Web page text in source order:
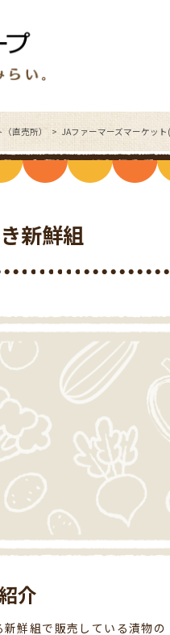
直売所） JAファーマーズマーケッ
新鮮組
介
鮮組で販売している漬物